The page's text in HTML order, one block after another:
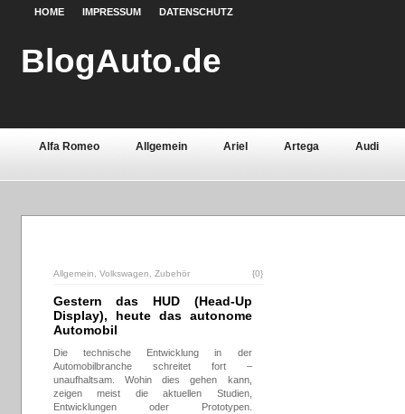
HOME IMPRESSUM DATENSCHUTZ
BlogAuto.de
Alfa Romeo Allgemein Ariel Artega Audi
Chevrolet Chrysler Citroën Continental Dacia
Oldtimer Opel Peugeot
Saab Seat
Volvo Wartburg Werkstoffe
Allgemein Volkswagen Zubehör {0}
Gestern das HUD (Head-Up
Display), heute das autonome
Automobil
Die technische Entwicklung in der
Automobilbranche schreitet fort –
unaufhaltsam. Wohin dies gehen kann,
zeigen meist die aktuellen Studien,
Entwicklungen oder Prototypen.